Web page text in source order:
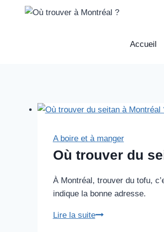
Accueil
A boire et à manger
Où trouver du
À Montréal, trouver du tofu,
indique la bonne adresse.
Lire la suiteOù